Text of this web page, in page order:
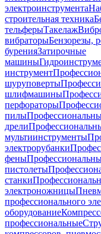
электроинструмента
строительная техника
тельферыТакелаж
вибраторыБензорезы,
буренияЗатирочные
машины
инструмент
шуруповерты
шлифмашины
перфораторы
пилы
дрели
мультиинструменты
электрорубанки
фены
пистолеты
станки
электроножницы
профессионального
оборудование
профессиональные